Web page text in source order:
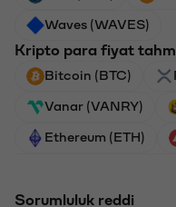
Waves (WAVES)
Kripto para fiyat
Bitcoin (BTC)
Vanar (VANRY)
Ethereum (ETH)
Sorumluluk reddi